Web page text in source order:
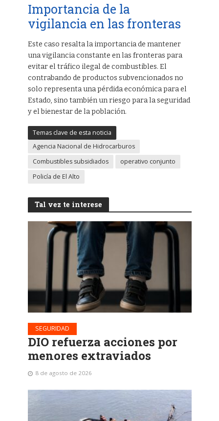
Importancia de la
vigilancia en las fronteras
Este caso resalta la importancia de mantener
una vigilancia constante en las fronteras para
evitar el tráfico ilegal de combustibles. El
contrabando de productos subvencionados no
solo representa una pérdida económica para el
Estado, sino también un riesgo para la seguridad
y el bienestar de la población.
Temas clave de esta noticia
Agencia Nacional de Hidrocarburos
Combustibles subsidiados
operativo conjunto
Policía de El Alto
Tal vez te interese
SEGURIDAD
DIO refuerza acciones por
menores extraviados
8 de agosto de 2026